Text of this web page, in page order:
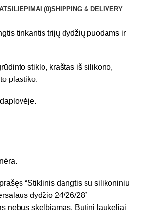
ATSILIEPIMAI (0)SHIPPING & DELIVERY
tinkantis trijų dydžių puodams ir
stiklo, kraštas iš silikono,
plastiko.
“Stiklinis dangtis su silikoniniu
dydžio 24/26/28”
nebus skelbiamas. Būtini laukeliai